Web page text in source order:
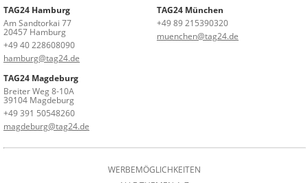
TAG24 Hamburg
Am Sandtorkai 77
20457 Hamburg
+49 40 228608090
hamburg@tag24.de
TAG24 München
+49 89 215390320
muenchen@tag24.de
TAG24 Magdeburg
Breiter Weg 8-10A
39104 Magdeburg
+49 391 50548260
magdeburg@tag24.de
WERBEMÖGLICHKEITEN